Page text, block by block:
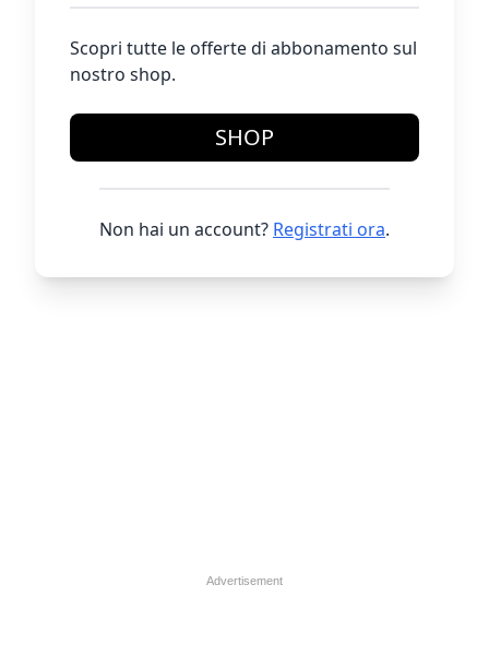
Scopri tutte le offerte di abbonamento sul
nostro shop.
SHOP
Non hai un account? Registrati ora.